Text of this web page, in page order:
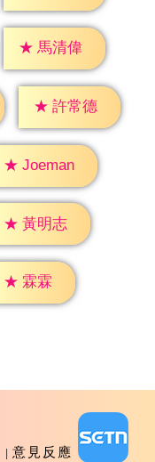
★ 馬清偉
★ 許常德
★ Joeman
★ 黃明志
★ 霖霖
意見反應